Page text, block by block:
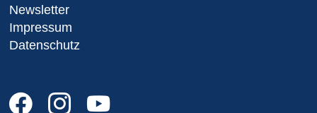
Newsletter
Impressum
Datenschutz